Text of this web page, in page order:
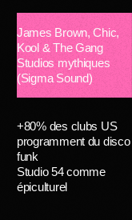
James Brown, Chic,
Kool & The Gang
Studios mythiques
(Sigma Sound)
+80% des clubs US
programment du disco
funk
Studio 54 comme
épiculturel